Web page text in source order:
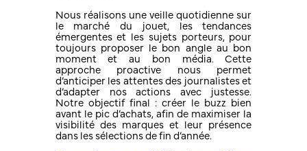
Nous réalisons une veille quotidienne sur
le marché du jouet, les tendances
émergentes et les sujets porteurs, pour
toujours proposer le bon angle au bon
moment et au bon média. Cette
approche proactive nous permet
d’anticiper les attentes des journalistes et
d’adapter nos actions avec justesse.
Notre objectif final : créer le buzz bien
avant le pic d’achats, afin de maximiser la
visibilité des marques et leur présence
dans les sélections de fin d’année.